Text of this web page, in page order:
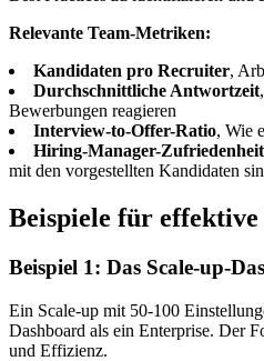
Relevante Team-Metriken:
Kandidaten pro Recruiter,
Durchschnittliche Antwortzeit
Bewerbungen reagieren
Interview-to-Offer-Ratio, Wie
Hiring-Manager-Zufriedenheit
mit den vorgestellten Kandidaten
Beispiele für effektive
Beispiel 1: Das Scale-up-
Ein Scale-up mit 50-100
Dashboard als ein Enterprise. Der
und Effizienz.